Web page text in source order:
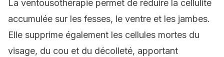
La ventousothérapie permet de réduire la cellulite
accumulée sur les fesses, le ventre et les jambes.
Elle supprime également les cellules mortes du
visage, du cou et du décolleté, apportant